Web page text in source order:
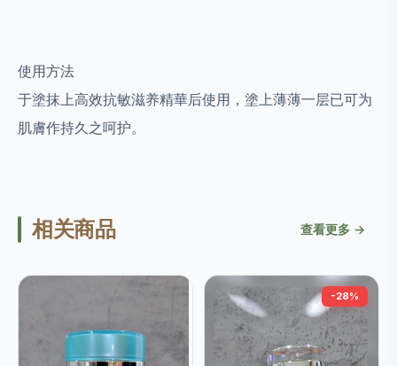
使用方法
于塗抹上高效抗敏滋养精華后使用，塗上薄薄一层已可为
肌膚作持久之呵护。
相关商品 查看更多 →
-28%